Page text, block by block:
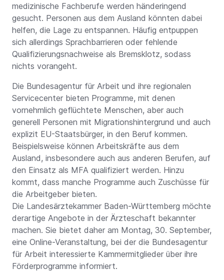
medizinische Fachberufe werden händeringend
gesucht. Personen aus dem Ausland könnten dabei
helfen, die Lage zu entspannen. Häufig entpuppen
sich allerdings Sprachbarrieren oder fehlende
Qualifizierungsnachweise als Bremsklotz, sodass
nichts vorangeht.
Die Bundesagentur für Arbeit und ihre regionalen
Servicecenter bieten Programme, mit denen
vornehmlich geflüchtete Menschen, aber auch
generell Personen mit Migrationshintergrund und auch
explizit EU-Staatsbürger, in den Beruf kommen.
Beispielsweise können Arbeitskräfte aus dem
Ausland, insbesondere auch aus anderen Berufen, auf
den Einsatz als MFA qualifiziert werden. Hinzu
kommt, dass manche Programme auch Zuschüsse für
die Arbeitgeber bieten.
Die Landesärztekammer Baden-Württemberg möchte
derartige Angebote in der Ärzteschaft bekannter
machen. Sie bietet daher am Montag, 30. September,
eine Online-Veranstaltung, bei der die Bundesagentur
für Arbeit interessierte Kammermitglieder über ihre
Förderprogramme informiert.